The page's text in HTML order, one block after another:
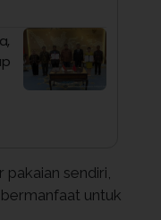
sendiri,
untuk